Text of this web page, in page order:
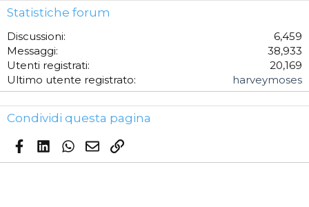
Statistiche forum
Discussioni
6,459
Messaggi
38,933
Utenti registrati
20,169
Ultimo utente registrato
harveymoses
Condividi questa pagina
FacebookLinkedIn
WhatsApp
EmailLink